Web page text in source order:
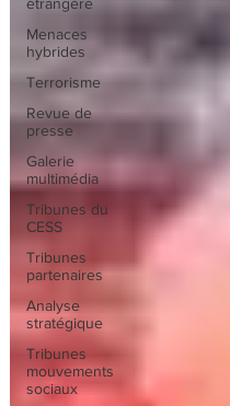
Menaces
hybrides
Terrorisme
Revue de
presse
Galerie
multimédia
Tribunes du
CESS
Tribunes
partenaires
Analyse
stratégique
Tribunes
mouvements
sociaux